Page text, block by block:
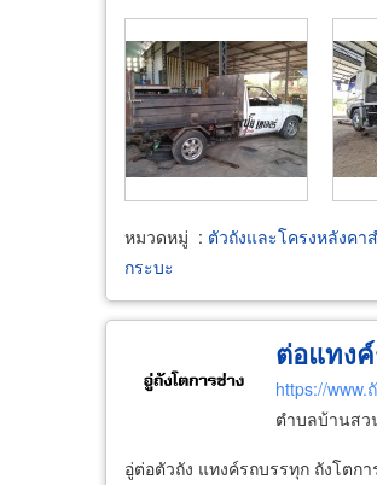
หมวดหมู่ : ตัวถังและโครงหลังค
กระบะ
ต่อแทง
https://www.
ตำบลบ้านสว
อู่ต่อตัวถัง แทงค์รถบรรทุก ถังโต